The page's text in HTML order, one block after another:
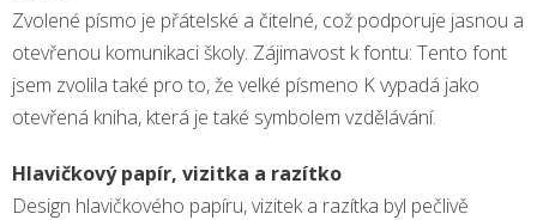
Zvolené písmo je přátelské a čitelné, což podporuje jasnou a
otevřenou komunikaci školy. Zájimavost k fontu: Tento font
jsem zvolila také pro to, že velké písmeno K vypadá jako
otevřená kniha, která je také symbolem vzdělávání.
Hlavičkový papír, vizitka a razítko
Design hlavičkového papíru, vizitek a razítka byl pečlivě